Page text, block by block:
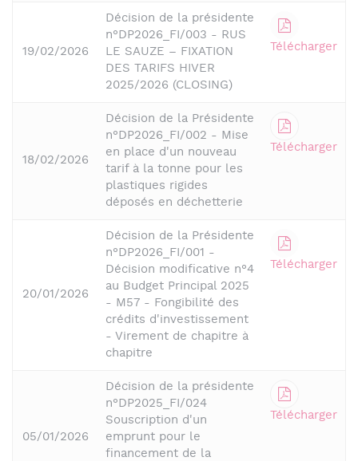
19/02/2026
Décision de la présidente
n°DP2026_FI/003 - RUS
LE SAUZE – FIXATION
DES TARIFS HIVER
2025/2026 (CLOSING)
Télécharger
18/02/2026
Décision de la Présidente
n°DP2026_FI/002 - Mise
en place d'un nouveau
tarif à la tonne pour les
plastiques rigides
déposés en déchetterie
Télécharger
20/01/2026
Décision de la Présidente
n°DP2026_FI/001 -
Décision modificative n°4
au Budget Principal 2025
- M57 - Fongibilité des
crédits d'investissement
- Virement de chapitre à
chapitre
Télécharger
05/01/2026
Décision de la présidente
n°DP2025_FI/024
Souscription d'un
emprunt pour le
financement de la
Télécharger